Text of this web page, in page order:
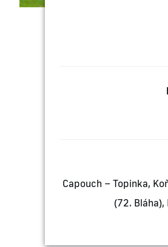
Capouch – Topinka,
(72.